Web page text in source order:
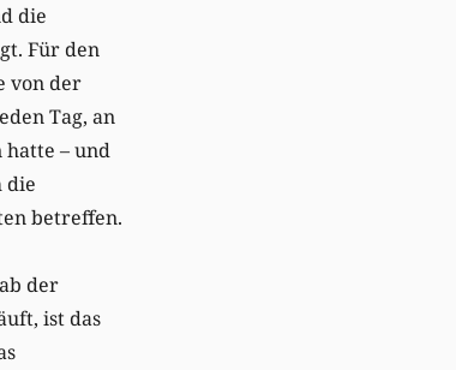
die
Für den
von der
Tag, an
hatte – und
die
betreffen.
der
ist das